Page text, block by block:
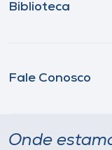
Biblioteca
Fale Conosco
Onde